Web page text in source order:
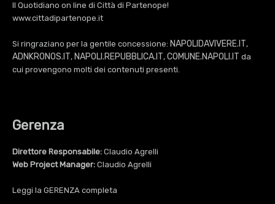
Il Quotidiano on line di Città di Partenope!
www.cittadipartenope.it
Si ringraziano per la gentile concessione: NAPOLIDAVIVERE.IT,
ADNKRONOS.IT, NAPOLI.REPUBBLICA.IT, COMUNE.NAPOLI.IT da
cui provengono molti dei contenuti presenti.
Gerenza
Direttore Responsabile: Claudio Agrelli
Web Project Manager: Claudio Agrelli
Leggi la GERENZA completa